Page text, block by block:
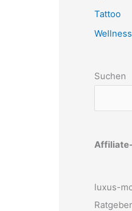
Tattoo
Wellness
Suchen
luxus-